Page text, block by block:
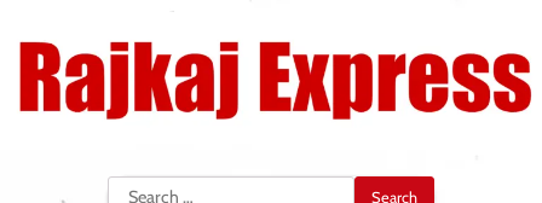
content
Search